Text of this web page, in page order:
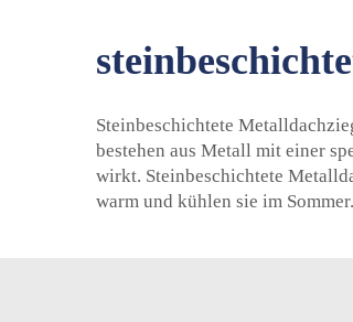
Steinbeschichtete
bestehen aus Metall mit einer
wirkt. Steinbeschichtete
warm und kühlen sie im